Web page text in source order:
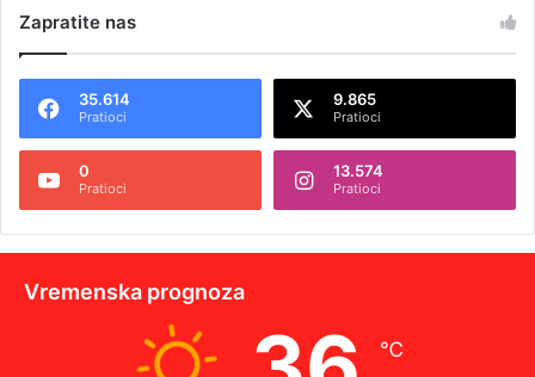
Zapratite nas
35.614
Pratioci
9.865
Pratioci
0
Pratioci
13.574
Pratioci
Vremenska prognoza
℃